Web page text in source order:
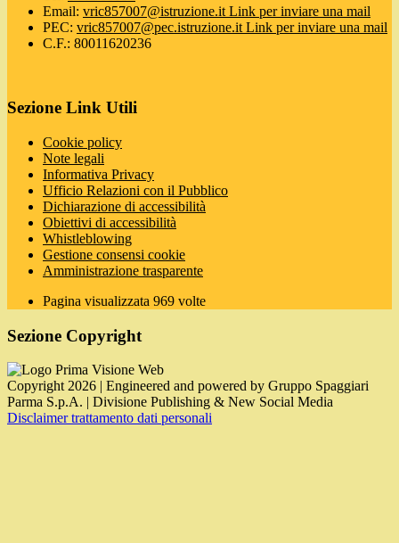
Email: vric857007@istruzione.it Link per inviare una mail
PEC: vric857007@pec.istruzione.it Link per inviare una mail
C.F.: 80011620236
Sezione Link Utili
Cookie policy
Note legali
Informativa Privacy
Ufficio Relazioni con il Pubblico
Dichiarazione di accessibilità
Obiettivi di accessibilità
Whistleblowing
Gestione consensi cookie
Amministrazione trasparente
Pagina visualizzata 969 volte
Sezione Copyright
Copyright 2026 | Engineered and powered by Gruppo Spaggiari
Parma S.p.A. | Divisione Publishing & New Social Media
Disclaimer trattamento dati personali